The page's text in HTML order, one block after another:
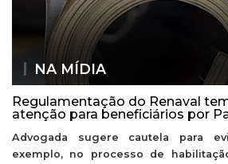
NA MÍDIA
Regulamentação do Renaval
atenção para beneficiários por
Advogada sugere cautela para
exemplo, no processo de